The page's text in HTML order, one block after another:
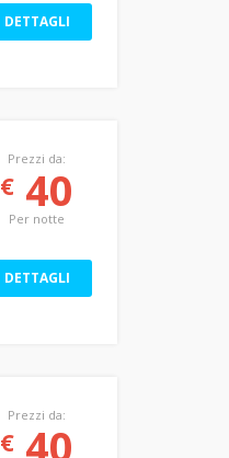
DETTAGLI
Prezzi da:
€ 40
Per notte
DETTAGLI
Prezzi da:
€ 40